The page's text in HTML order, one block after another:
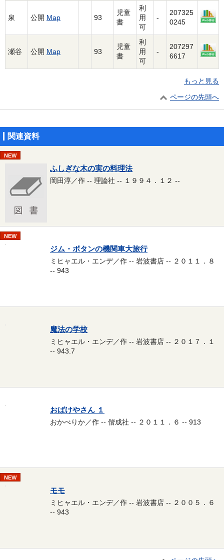
泉 公開 Map 93
児童
書
利
用
可
-
207325
0245
瀬谷 公開 Map 93
児童
書
利
用
可
-
207297
6617
もっと見る
ページの先頭へ
関連資料
NEW
ふしぎな木の実の料理法
岡田淳／作 -- 理論社 -- １９９４．１２ --
NEW
ジム・ボタンの機関車大旅行
ミヒャエル・エンデ／作 -- 岩波書店 -- ２０１１．８
-- 943
魔法の学校
ミヒャエル・エンデ／作 -- 岩波書店 -- ２０１７．１
-- 943.7
おばけやさん １
おかべりか／作 -- 偕成社 -- ２０１１．６ -- 913
NEW
モモ
ミヒャエル・エンデ／作 -- 岩波書店 -- ２００５．６
-- 943